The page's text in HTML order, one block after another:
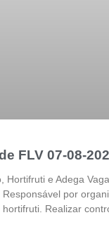
FLV 07-08-
Hortifruti e Adega
Responsável por
Realizar